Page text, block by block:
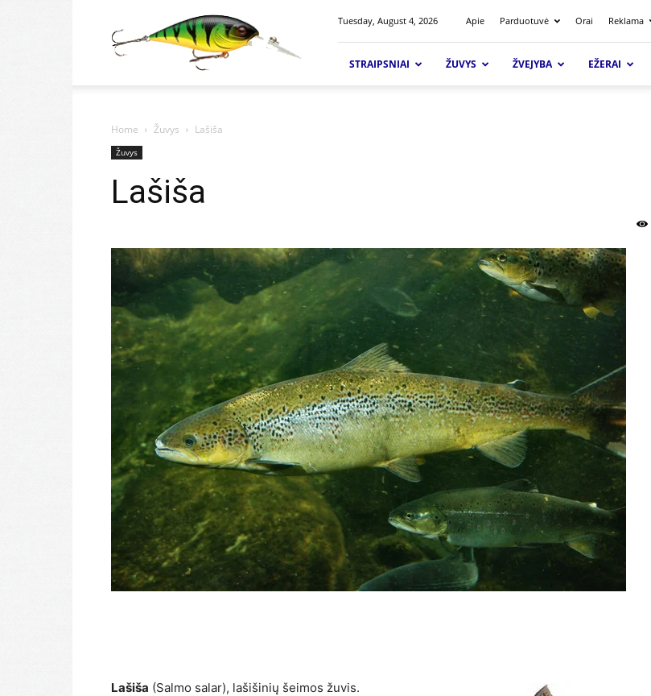
Tuesday, August 4, 2026 Apie Parduotuvė Orai Reklama
STRAIPSNIAI ŽUVYS ŽVEJYBA EŽERAI
Home Žuvys Lašiša
Žuvys
Lašiša
Lašiša (Salmo salar), lašišinių šeimos žuvis.